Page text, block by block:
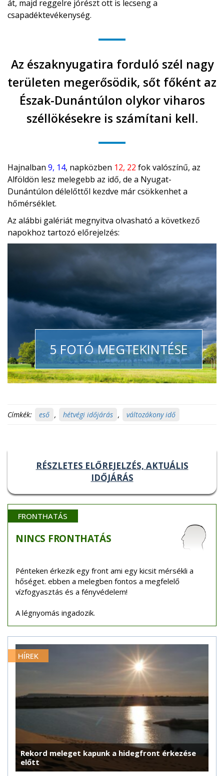
át, majd reggelre jórészt ott is lecseng a
csapadéktevékenység.
Az északnyugatira forduló szél nagy
területen megerősödik, sőt főként az
Észak-Dunántúlon olykor viharos
széllökésekre is számítani kell.
Hajnalban 9, 14, napközben 12, 22 fok valószínű, az
Alföldön lesz melegebb az idő, de a Nyugat-
Dunántúlon délelőttől kezdve már csökkenhet a
hőmérséklet.
Az alábbi galériát megnyitva olvasható a következő
napokhoz tartozó előrejelzés:
5 FOTÓ MEGTEKINTÉSE
Címkék: eső , hétvégi időjárás , változákony idő
RÉSZLETES ELŐREJELZÉS, AKTUÁLIS
IDŐJÁRÁS
FRONTHATÁS
NINCS FRONTHATÁS
Pénteken érkezik egy front ami egy kicsit mérsékli a
hőséget. ebben a melegben fontos a megfelelő
vízfogyasztás és a fényvédelem!
A légnyomás ingadozik.
HÍREK
Rekord meleget kapunk a hidegfront érkezése
előtt